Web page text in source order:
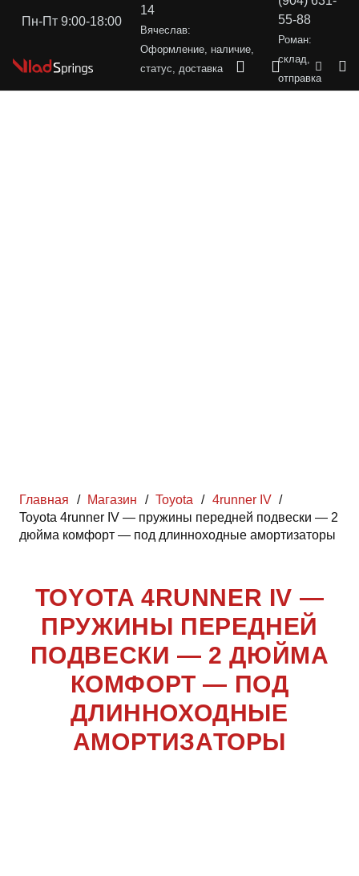
Пн-Пт 9:00-18:00
14
Вячеслав:
Оформление, наличие,
статус, доставка
55-88
Роман:
склад,
отправка
Главная / Магазин / Toyota / 4runner IV /
Toyota 4runner IV — пружины передней подвески — 2
дюйма комфорт — под длинноходные амортизаторы
TOYOTA 4RUNNER IV —
ПРУЖИНЫ ПЕРЕДНЕЙ
ПОДВЕСКИ — 2 ДЮЙМА
КОМФОРТ — ПОД
ДЛИННОХОДНЫЕ
АМОРТИЗАТОРЫ